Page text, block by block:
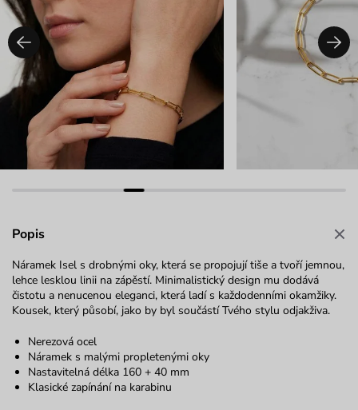
Popis
Náramek Isel s drobnými oky, která se propojují tiše a tvoří jemnou,
lehce lesklou linii na zápěstí. Minimalistický design mu dodává
čistotu a nenucenou eleganci, která ladí s každodenními okamžiky.
Kousek, který působí, jako by byl součástí Tvého stylu odjakživa.
Nerezová ocel
Náramek s malými propletenými oky
Nastavitelná délka 160 + 40 mm
Klasické zapínání na karabinu